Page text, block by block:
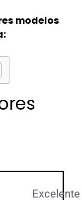
modelos
Excelente